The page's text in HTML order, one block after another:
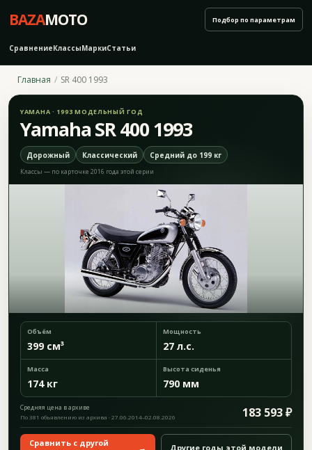
BAZAMOTO
СравнениеКлассыМаркиСтатьи
Подбор по параметрам
Главная SR 400 1993
YAMAHA · 1993 МОДЕЛЬНЫЙ ГОД
Yamaha SR 400 1993
Дорожный Классический Средний до 199 кг
Классы — по карточке 2016 года этой серии
Объём
399 см³
Мощность
27 л.с.
Масса
174 кг
Высота сиденья
790 мм
Средняя цена в архиве 183 593 ₽
По 381 объявлению из архива · 27.06.2014–02.08.2026
Сравнить с другой
→ Другие годы этой модели